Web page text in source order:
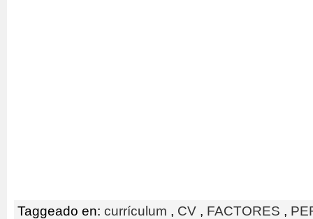
Taggeado en: currículum , CV , FACTORES ,